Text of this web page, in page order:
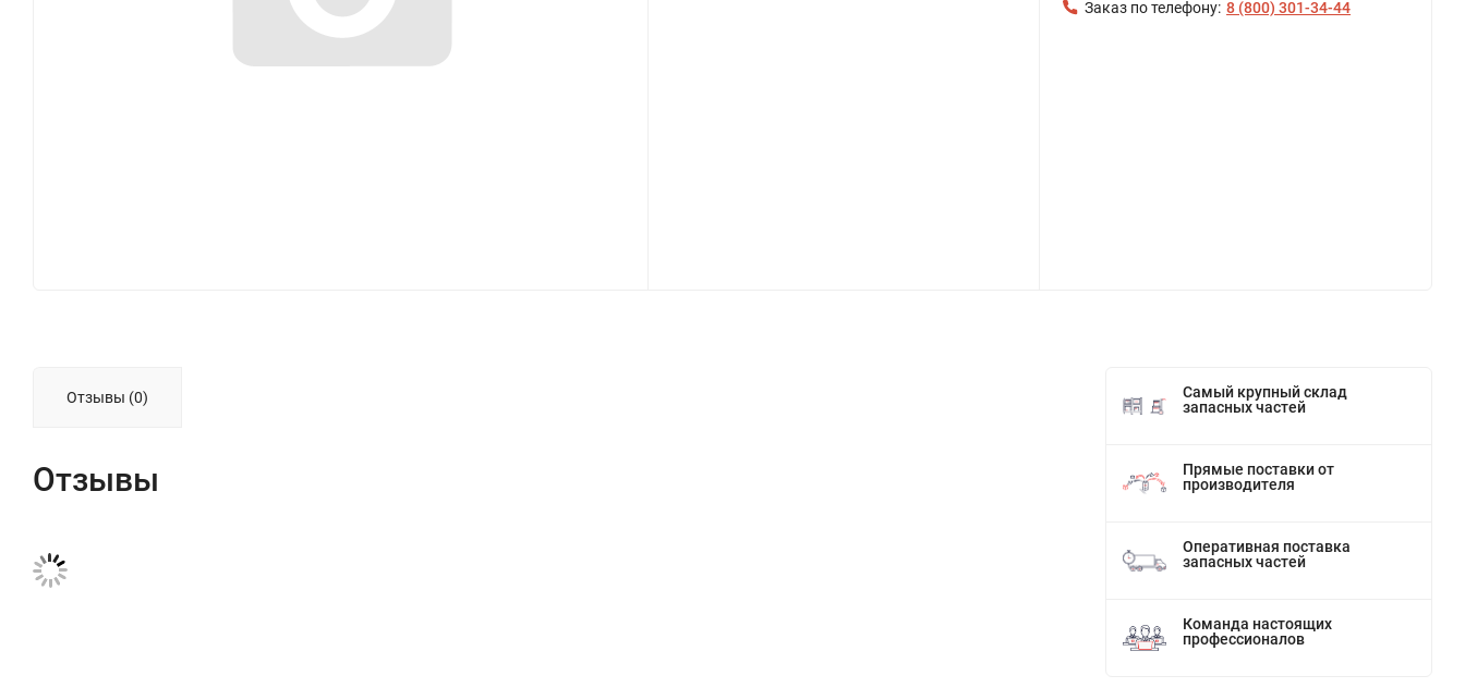
Заказ по телефону: 8 (800) 301-34-44
Отзывы (0)
Отзывы
Самый крупный склад
запасных частей
Прямые поставки от
производителя
Оперативная поставка
запасных частей
Команда настоящих
профессионалов